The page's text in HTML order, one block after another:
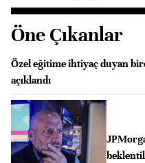
Öne Çıkanlar
Özel eğitime ihtiyaç duyan
açıklandı